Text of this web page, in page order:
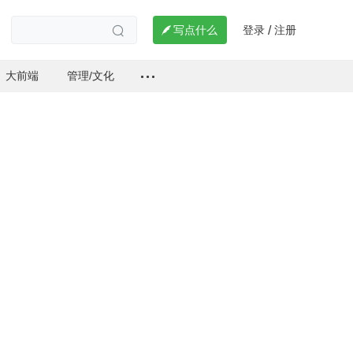
  写点什么 登录 / 注册
大前端 管理/文化